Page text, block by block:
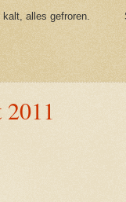
kalt, alles gefroren.